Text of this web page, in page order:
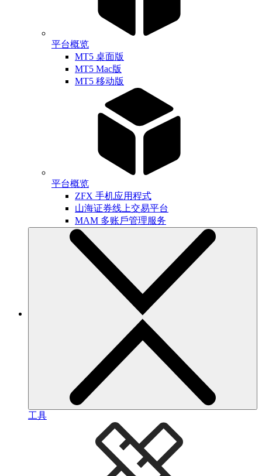
平台概览
MT5 桌面版
MT5 Mac版
MT5 移动版
平台概览
ZFX 手机应用程式
山海证券线上交易平台
MAM 多账戶管理服务
工具